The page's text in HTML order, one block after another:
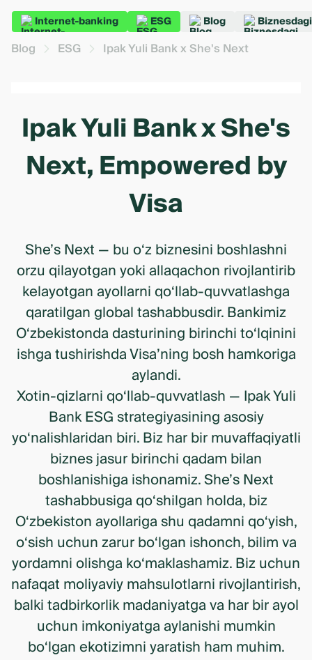
Internet-banking ESG Blog
Blog ESG Ipak Yuli Bank x She's Next
Ipak Yuli Bank x She's
Next, Empowered by
Visa
She’s Next — bu o‘z biznesini boshlashni
orzu qilayotgan yoki allaqachon rivojlantirib
kelayotgan ayollarni qo‘llab-quvvatlashga
qaratilgan global tashabbusdir. Bankimiz
O‘zbekistonda dasturining birinchi to‘lqinini
ishga tushirishda Visa’ning bosh hamkoriga
aylandi.
Xotin-qizlarni qo‘llab-quvvatlash — Ipak Yuli
Bank ESG strategiyasining asosiy
yo‘nalishlaridan biri. Biz har bir muvaffaqiyatli
biznes jasur birinchi qadam bilan
boshlanishiga ishonamiz. She’s Next
tashabbusiga qo‘shilgan holda, biz
O‘zbekiston ayollariga shu qadamni qo‘yish,
o‘sish uchun zarur bo‘lgan ishonch, bilim va
yordamni olishga ko‘maklashamiz. Biz uchun
nafaqat moliyaviy mahsulotlarni rivojlantirish,
balki tadbirkorlik madaniyatga va har bir ayol
uchun imkoniyatga aylanishi mumkin
bo‘lgan ekotizimni yaratish ham muhim.